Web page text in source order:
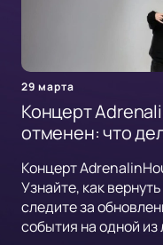
29 марта
Концерт
отменен: что
Концерт
Узнайте, как
следите за
события на одной